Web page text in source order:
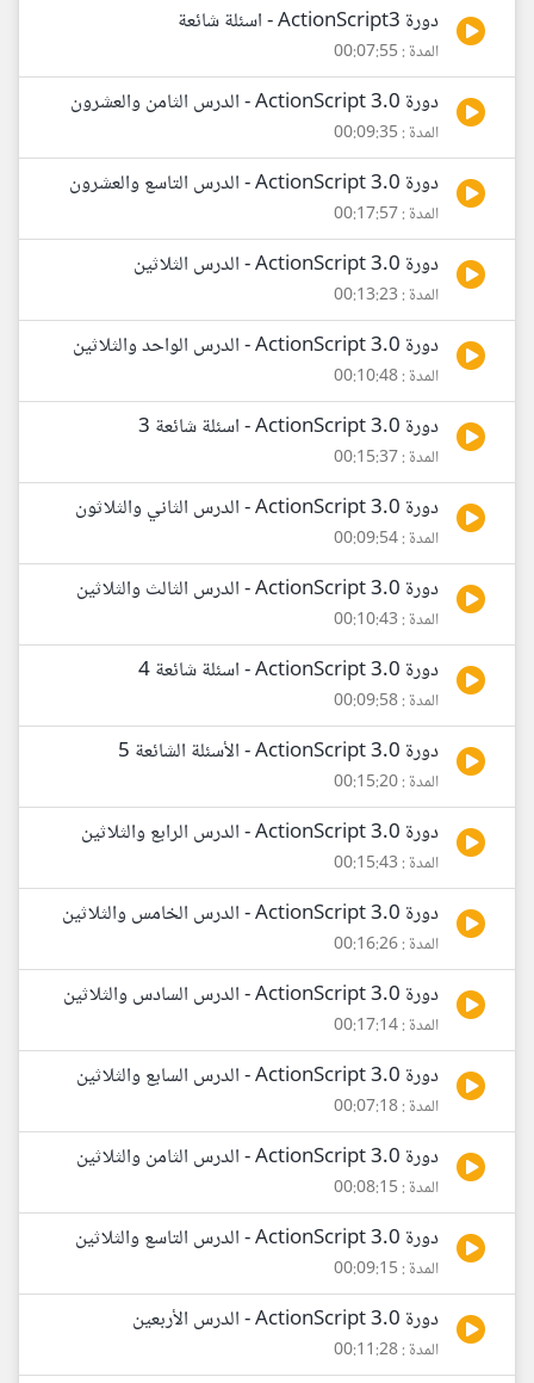
دورة ActionScript3 - اسئلة شائعة
المدة : 00:07:55
دورة ActionScript 3.0 - الدرس الثامن والعشرون
المدة : 00:09:35
دورة ActionScript 3.0 - الدرس التاسع والعشرون
المدة : 00:17:57
دورة ActionScript 3.0 - الدرس الثلاثين
المدة : 00:13:23
دورة ActionScript 3.0 - الدرس الواحد والثلاثين
المدة : 00:10:48
دورة ActionScript 3.0 - اسئلة شائعة 3
المدة : 00:15:37
دورة ActionScript 3.0 - الدرس الثاني والثلاثون
المدة : 00:09:54
دورة ActionScript 3.0 - الدرس الثالث والثلاثين
المدة : 00:10:43
دورة ActionScript 3.0 - اسئلة شائعة 4
المدة : 00:09:58
دورة ActionScript 3.0 - الأسئلة الشائعة 5
المدة : 00:15:20
دورة ActionScript 3.0 - الدرس الرابع والثلاثين
المدة : 00:15:43
دورة ActionScript 3.0 - الدرس الخامس والثلاثين
المدة : 00:16:26
دورة ActionScript 3.0 - الدرس السادس والثلاثين
المدة : 00:17:14
دورة ActionScript 3.0 - الدرس السابع والثلاثين
المدة : 00:07:18
دورة ActionScript 3.0 - الدرس الثامن والثلاثين
المدة : 00:08:15
دورة ActionScript 3.0 - الدرس التاسع والثلاثين
المدة : 00:09:15
دورة ActionScript 3.0 - الدرس الأربعين
المدة : 00:11:28